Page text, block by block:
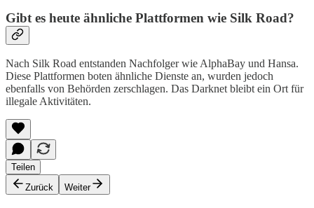
Gibt es heute ähnliche Plattformen wie Silk Road?
Nach Silk Road entstanden Nachfolger wie AlphaBay und Hansa.
Diese Plattformen boten ähnliche Dienste an, wurden jedoch
ebenfalls von Behörden zerschlagen. Das Darknet bleibt ein Ort für
illegale Aktivitäten.
Teilen
Zurück
Weiter